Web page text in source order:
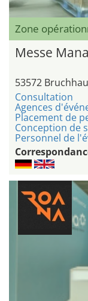
Zone
Messe
53572
Consultation
Agences
Placement de
Conception de
Personnel de